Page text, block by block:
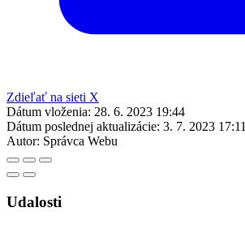
Zdieľať na sieti X
Dátum vloženia: 28. 6. 2023 19:44
Dátum poslednej aktualizácie: 3. 7. 2023 17:11
Autor: Správca Webu
Udalosti